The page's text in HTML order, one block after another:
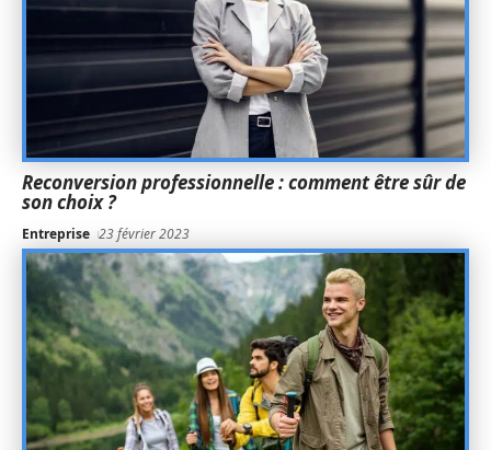
Reconversion professionnelle : comment être sûr de
son choix ?
Entreprise 23 février 2023